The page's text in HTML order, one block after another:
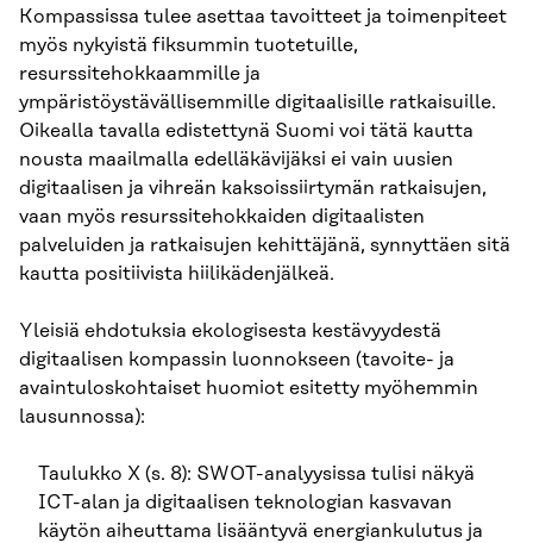
Kompassissa tulee asettaa tavoitteet ja toimenpiteet
myös nykyistä fiksummin tuotetuille,
resurssitehokkaammille ja
ympäristöystävällisemmille digitaalisille ratkaisuille.
Oikealla tavalla edistettynä Suomi voi tätä kautta
nousta maailmalla edelläkävijäksi ei vain uusien
digitaalisen ja vihreän kaksoissiirtymän ratkaisujen,
vaan myös resurssitehokkaiden digitaalisten
palveluiden ja ratkaisujen kehittäjänä, synnyttäen sitä
kautta positiivista hiilikädenjälkeä.
Yleisiä ehdotuksia ekologisesta kestävyydestä
digitaalisen kompassin luonnokseen (tavoite- ja
avaintuloskohtaiset huomiot esitetty myöhemmin
lausunnossa):
Taulukko X (s. 8): SWOT-analyysissa tulisi näkyä
ICT-alan ja digitaalisen teknologian kasvavan
käytön aiheuttama lisääntyvä energiankulutus ja